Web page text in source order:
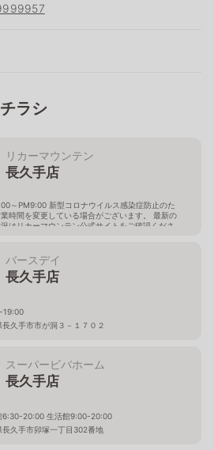
ラシ
リカーマウンテン
長久手店
～PM9:00 新型コロナウイルス感染症防止のた
時間を変更している場合がございます。 最新の
はリカーマウンテン公式サイトをご確認くださ
バースデイ
長久手店
19:00
長久手市市が洞３－１７０２
スーパービバホーム
長久手店
6:30-20:00 生活館9:00-20:00
長久手市卯塚一丁目302番地